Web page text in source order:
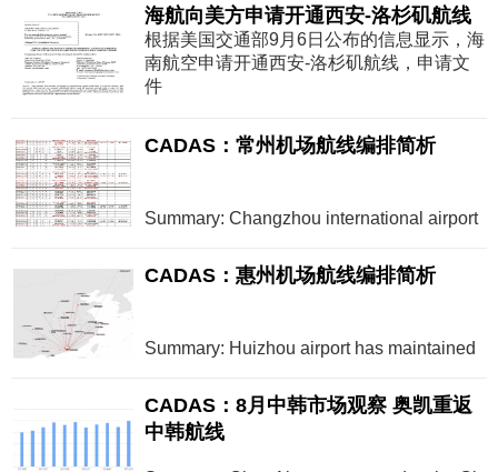
海航向美方申请开通西安-洛杉矶航线
根据美国交通部9月6日公布的信息显示，海
南航空申请开通西安-洛杉矶航线，申请文
件
CADAS：常州机场航线编排简析
Summary: Changzhou international airport
CADAS：惠州机场航线编排简析
Summary: Huizhou airport has maintained
CADAS：8月中韩市场观察 奥凯重返
中韩航线